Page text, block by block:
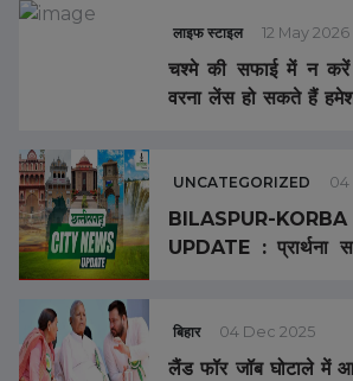
लाइफ स्टाइल 12 May 2026
चश्मे की सफाई में न
वरना लेंस हो सकते हैं
UNCATEGORIZED 04
BILASPUR-
UPDATE : प्रार्थना
अवैध धान जब्त…
बिहार 04 Dec 2025
लैंड फॉर जॉब घोटाले में